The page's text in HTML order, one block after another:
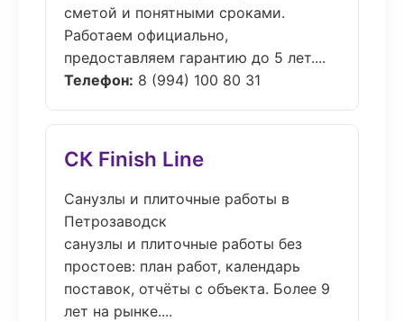
сметой и понятными сроками.
Работаем официально,
предоставляем гарантию до 5 лет....
Телефон: 8 (994) 100 80 31
СК Finish Line
Санузлы и плиточные работы в
Петрозаводск
санузлы и плиточные работы без
простоев: план работ, календарь
поставок, отчёты с объекта. Более 9
лет на рынке....